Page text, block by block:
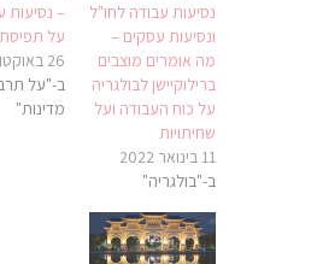
נסיעות עבודה לחו"ל
ונסיעות עסקים –
מה אומרים מוצבים
ברילוקיישן לבולגריה
על כוח העבודה ועל
שחיתויות
11 בינואר 2022
ב-"בולגריה"
– נסיעות
על
26 באוקטובר 2021
ב-"על
מדינות"